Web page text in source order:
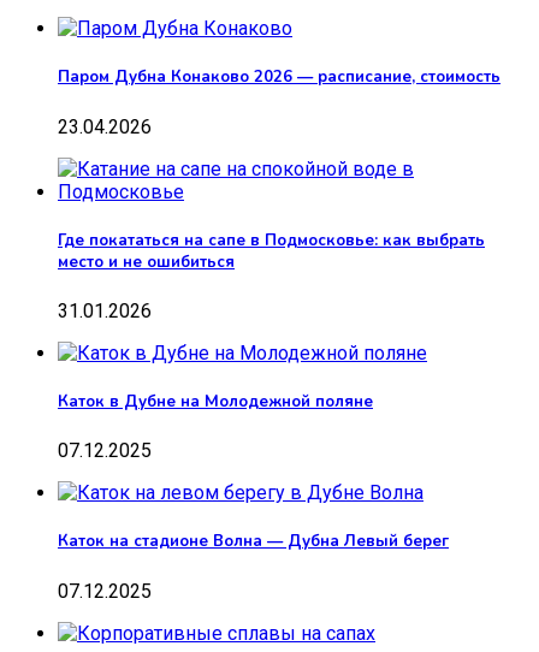
Паром Дубна Конаково 2026 — расписание, стоимость
23.04.2026
Где покататься на сапе в Подмосковье: как выбрать
место и не ошибиться
31.01.2026
Каток в Дубне на Молодежной поляне
07.12.2025
Каток на стадионе Волна — Дубна Левый берег
07.12.2025